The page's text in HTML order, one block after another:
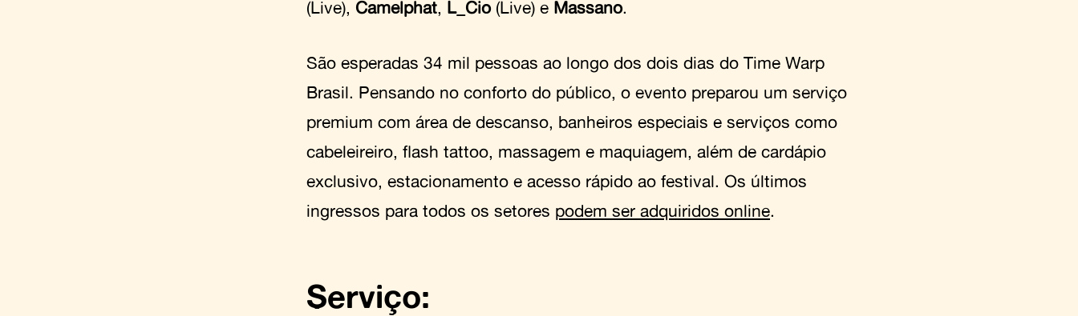
(Live), Camelphat, L_Cio(Live) e Massano.
São esperadas 34 mil pessoas ao longo dos dois dias do Time Warp
Brasil. Pensando no conforto do público, o evento preparou um serviço
premium com área de descanso, banheiros especiais e serviços como
cabeleireiro, flash tattoo, massagem e maquiagem, além de cardápio
exclusivo, estacionamento e acesso rápido ao festival. Os últimos
ingressos para todos os setores podem ser adquiridos online.
Serviço: